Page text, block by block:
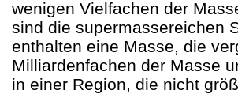
wenigen Vielfachen der
sind die supermassereichen
enthalten eine Masse, die
Milliardenfachen der Masse
in einer Region, die nicht